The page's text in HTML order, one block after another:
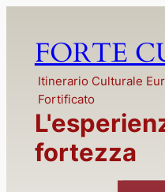
contenuto
FORTE
Itinerario Culturale
Fortificato
fortezza